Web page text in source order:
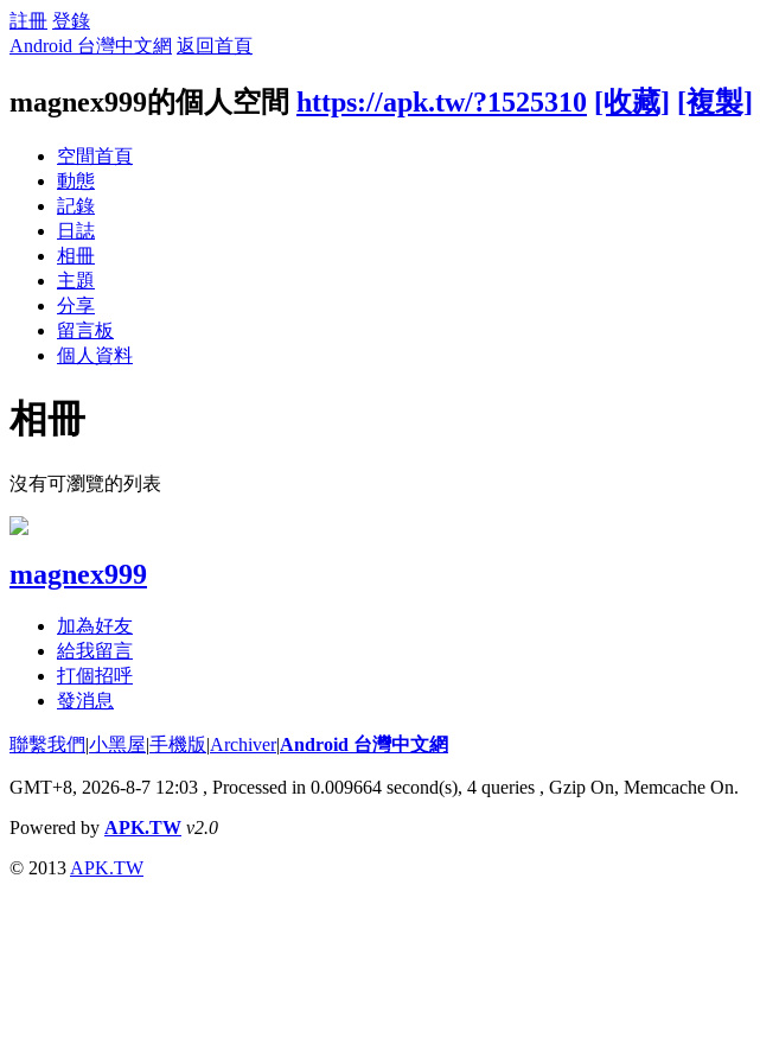
註冊 登錄
Android 台灣中文網 返回首頁
magnex999的個人空間 https://apk.tw/?1525310 [收藏] [複製]
空間首頁
動態
記錄
日誌
相冊
主題
分享
留言板
個人資料
相冊
沒有可瀏覽的列表
magnex999
加為好友
給我留言
打個招呼
發消息
聯繫我們|小黑屋|手機版|Archiver|Android 台灣中文網
GMT+8, 2026-8-7 12:03 , Processed in 0.009664 second(s), 4 queries , Gzip On, Memcache On.
Powered by APK.TW v2.0
© 2013 APK.TW